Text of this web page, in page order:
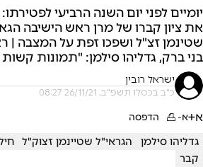
יומיים לפני יום השנה הרביעי
את ציון קברו של מרן ראש הישיבה
שטינמן זצ"ל ושפכו זפת על המצבה
בני ברק, גדליהו סילמן: "תמונות
ישראל רובין
כ"ב בכסלו תשפ"ב, 26/11/21 08:27
א+א- הדפסה
גדליהו סילמן הגראי"ל שטיינמן זצוק"ל
קבר